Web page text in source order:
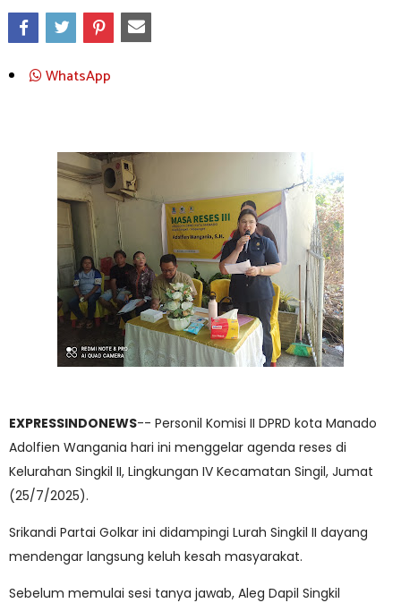
WhatsApp
EXPRESSINDONEWS-- Personil Komisi II DPRD kota Manado
Adolfien Wangania hari ini menggelar agenda reses di
Kelurahan Singkil II, Lingkungan IV Kecamatan Singil, Jumat
(25/7/2025).
Srikandi Partai Golkar ini didampingi Lurah Singkil II dayang
mendengar langsung keluh kesah masyarakat.
Sebelum memulai sesi tanya jawab, Aleg Dapil Singkil